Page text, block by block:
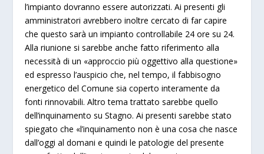
l’impianto dovranno essere autorizzati. Ai presenti gli
amministratori avrebbero inoltre cercato di far capire
che questo sarà un impianto controllabile 24 ore su 24.
Alla riunione si sarebbe anche fatto riferimento alla
necessità di un «approccio più oggettivo alla questione»
ed espresso l’auspicio che, nel tempo, il fabbisogno
energetico del Comune sia coperto interamente da
fonti rinnovabili. Altro tema trattato sarebbe quello
dell’inquinamento su Stagno. Ai presenti sarebbe stato
spiegato che «l’inquinamento non è una cosa che nasce
dall’oggi al domani e quindi le patologie del presente